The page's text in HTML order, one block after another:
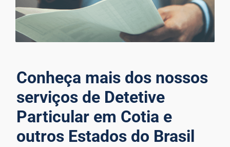
Conheça mais dos nossos
serviços de Detetive
Particular em Cotia e
outros Estados do Brasil